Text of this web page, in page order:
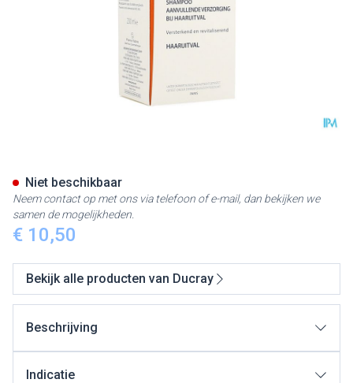
€ 10,50
Niet beschikbaar
Neem contact op met ons via telefoon of e-mail, dan bekijken we
samen de mogelijkheden.
Bekijk alle producten van Ducray
Beschrijving
Indicatie